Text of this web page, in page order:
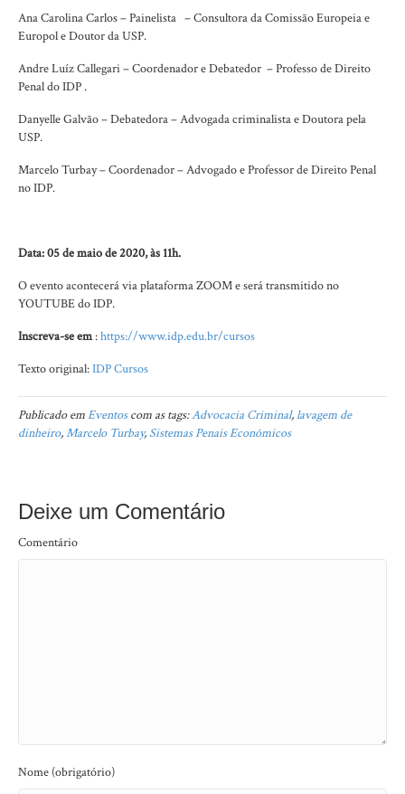
Ana Carolina Carlos – Painelista – Consultora da Comissão Europeia e
Europol e Doutor da USP.
Andre Luíz Callegari – Coordenador e Debatedor – Professo de Direito
Penal do IDP .
Danyelle Galvão – Debatedora – Advogada criminalista e Doutora pela
USP.
Marcelo Turbay – Coordenador – Advogado e Professor de Direito Penal
no IDP.
Data: 05 de maio de 2020, às 11h.
O evento acontecerá via plataforma ZOOM e será transmitido no
YOUTUBE do IDP.
Inscreva-se em :https://www.idp.edu.br/cursos
Texto original:IDP Cursos
Publicado emEventoscom as tags:Advocacia Criminal,lavagem de
dinheiro,Marcelo Turbay, Sistemas Penais Econômicos
Deixe um Comentário
Comentário
Nome (obrigatório)